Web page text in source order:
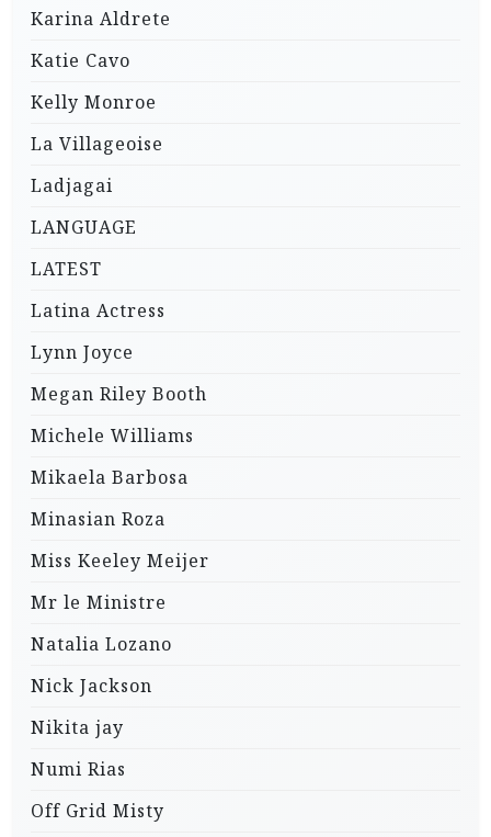
Karina Aldrete
Katie Cavo
Kelly Monroe
La Villageoise
Ladjagai
LANGUAGE
LATEST
Latina Actress
Lynn Joyce
Megan Riley Booth
Michele Williams
Mikaela Barbosa
Minasian Roza
Miss Keeley Meijer
Mr le Ministre
Natalia Lozano
Nick Jackson
Nikita jay
Numi Rias
Off Grid Misty